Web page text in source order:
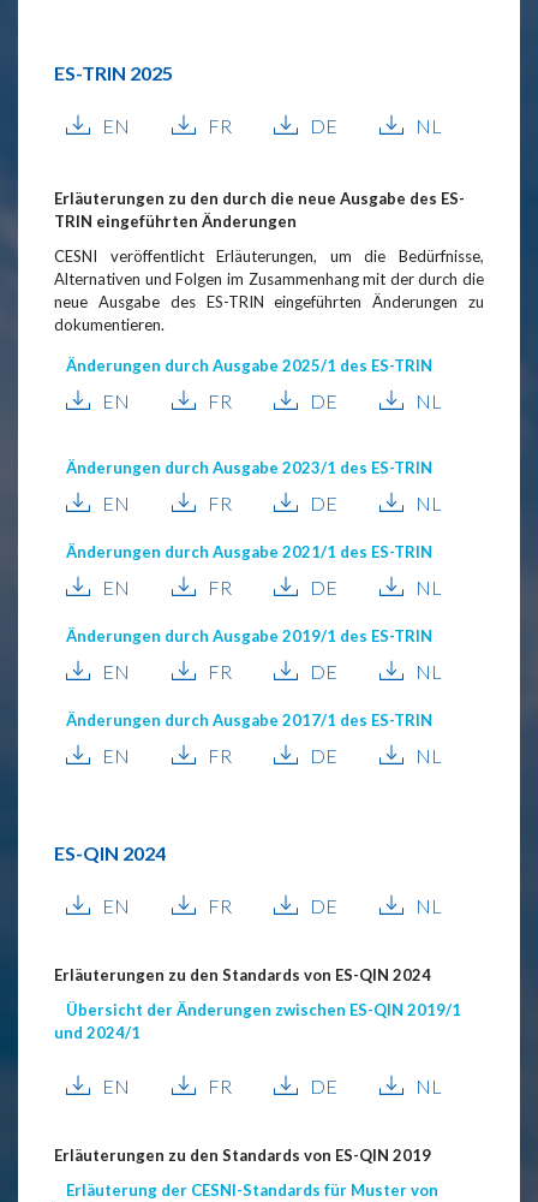
ES-TRIN 2025
EN FR DE NL
Erläuterungen zu den durch die neue Ausgabe des ES-
TRIN eingeführten Änderungen
CESNI veröffentlicht Erläuterungen, um die Bedürfnisse,
Alternativen und Folgen im Zusammenhang mit der durch die
neue Ausgabe des ES-TRIN eingeführten Änderungen zu
dokumentieren.
Änderungen durch Ausgabe 2025/1 des ES-TRIN
EN FR DE NL
Änderungen durch Ausgabe 2023/1 des ES-TRIN
EN FR DE NL
Änderungen durch Ausgabe 2021/1 des ES-TRIN
EN FR DE NL
Änderungen durch Ausgabe 2019/1 des ES-TRIN
EN FR DE NL
Änderungen durch Ausgabe 2017/1 des ES-TRIN
EN FR DE NL
ES-QIN 2024
EN FR DE NL
Erläuterungen zu den Standards von ES-QIN 2024
Übersicht der Änderungen zwischen ES-QIN 2019/1
und 2024/1
EN FR DE NL
Erläuterungen zu den Standards von ES-QIN 2019
Erläuterung der CESNI-Standards für Muster von